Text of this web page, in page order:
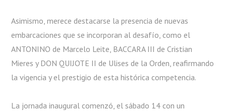
Asimismo, merece destacarse la presencia de nuevas
embarcaciones que se incorporan al desafío, como el
ANTONINO de Marcelo Leite, BACCARA III de Cristian
Mieres y DON QUIJOTE II de Ulises de la Orden, reafirmando
la vigencia y el prestigio de esta histórica competencia.
La jornada inaugural comenzó, el sábado 14 con un